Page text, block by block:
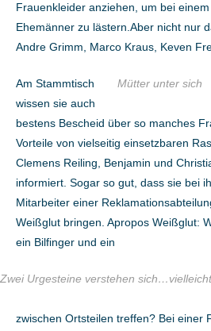
Frauenkleider anziehen, um bei
Ehemänner zu lästern.Aber nicht nur
Andre Grimm, Marco Kraus, Keven
Mütter unter sich
Am Stammtisch
wissen sie auch
bestens Bescheid über so manches
Vorteile von vielseitig einsetzbaren
Clemens Reiling, Benjamin und
informiert. Sogar so gut, dass sie bei
Mitarbeiter einer
Weißglut bringen. Apropos Weißglut:
ein Bilfinger und ein
Zwei Urgesteine verstehen
zwischen Ortsteilen treffen? Bei einer